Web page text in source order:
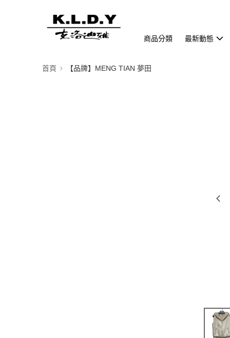
商品分類 最新動態
首頁 【品牌】MENG TIAN 夢田